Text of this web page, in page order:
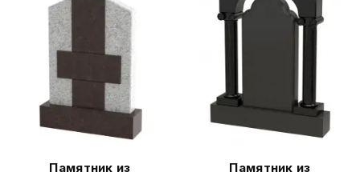
Памятник из
Памятник из